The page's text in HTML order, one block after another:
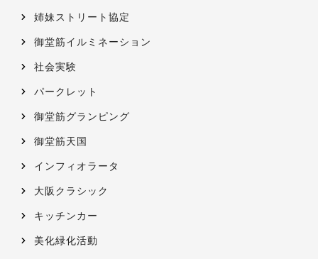
姉妹ストリート協定
御堂筋イルミネーション
社会実験
パークレット
御堂筋グランピング
御堂筋天国
インフィオラータ
大阪クラシック
キッチンカー
美化緑化活動